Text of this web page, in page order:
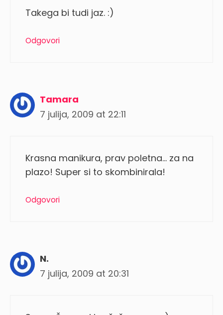
Takega bi tudi jaz. :)
Odgovori
Tamara
7 julija, 2009 at 22:11
Krasna manikura, prav poletna… za na
plazo! Super si to skombinirala!
Odgovori
N.
7 julija, 2009 at 20:31